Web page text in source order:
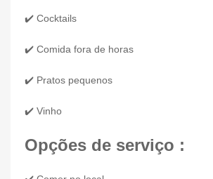
✔️ Cocktails
✔️ Comida fora de horas
✔️ Pratos pequenos
✔️ Vinho
Opções de serviço :